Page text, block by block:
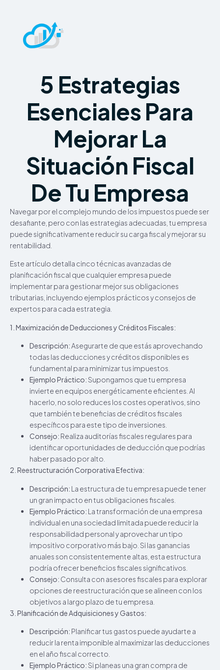
5 Estrategias
Esenciales Para
Mejorar La
Situación Fiscal
De Tu Empresa
Navegar por el complejo mundo de los impuestos puede ser
desafiante, pero con las estrategias adecuadas, tu empresa
puede significativamente reducir su carga fiscal y mejorar su
rentabilidad.
Este artículo detalla cinco técnicas avanzadas de
planificación fiscal que cualquier empresa puede
implementar para gestionar mejor sus obligaciones
tributarias, incluyendo ejemplos prácticos y consejos de
expertos para cada estrategia.
1. Maximización de Deducciones y Créditos Fiscales:
Descripción:Asegurarte de que estás aprovechando
todas las deducciones y créditos disponibles es
fundamental para minimizar tus impuestos.
Ejemplo Práctico:Supongamos que tu empresa
invierte en equipos energéticamente eficientes. Al
hacerlo, no solo reduces los costes operativos, sino
que también te beneficias de créditos fiscales
específicos para este tipo de inversiones.
Consejo: Realiza auditorías fiscales regulares para
identificar oportunidades de deducción que podrías
haber pasado por alto.
2. Reestructuración Corporativa Efectiva:
Descripción: La estructura de tu empresa puede tener
un gran impacto en tus obligaciones fiscales.
Ejemplo Práctico: La transformación de una empresa
individual en una sociedad limitada puede reducir la
responsabilidad personal y aprovechar un tipo
impositivo corporativo más bajo. Si las ganancias
anuales son consistentemente altas, esta estructura
podría ofrecer beneficios fiscales significativos.
Consejo: Consulta con asesores fiscales para explorar
opciones de reestructuración que se alineen con los
objetivos a largo plazo de tu empresa.
3. Planificación de Adquisiciones y Gastos:
Descripción: Planificar tus gastos puede ayudarte a
reducir la renta imponible al maximizar las deducciones
en el año fiscal correcto.
Ejemplo Práctico:Si planeas una gran compra de